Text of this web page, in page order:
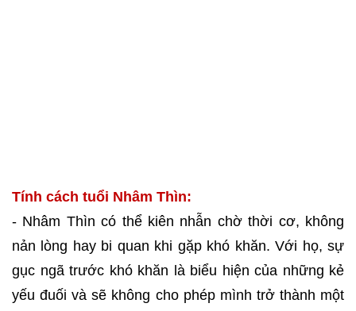
Tính cách tuổi Nhâm Thìn:
- Nhâm Thìn có thể kiên nhẫn chờ thời cơ, không
nản lòng hay bi quan khi gặp khó khăn. Với họ, sự
gục ngã trước khó khăn là biểu hiện của những kẻ
yếu đuối và sẽ không cho phép mình trở thành một